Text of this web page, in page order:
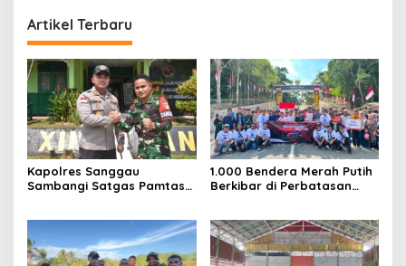
Artikel Terbaru
Kapolres Sanggau
Sambangi Satgas Pamtas
1.000 Bendera Merah Putih
Berkibar di Perbatasan